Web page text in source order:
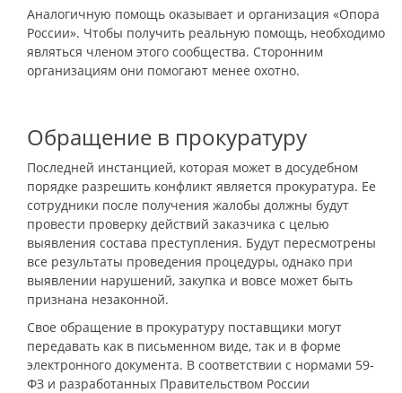
Аналогичную помощь оказывает и организация «Опора
России». Чтобы получить реальную помощь, необходимо
являться членом этого сообщества. Сторонним
организациям они помогают менее охотно.
Обращение в прокуратуру
Последней инстанцией, которая может в досудебном
порядке разрешить конфликт является прокуратура. Ее
сотрудники после получения жалобы должны будут
провести проверку действий заказчика с целью
выявления состава преступления. Будут пересмотрены
все результаты проведения процедуры, однако при
выявлении нарушений, закупка и вовсе может быть
признана незаконной.
Свое обращение в прокуратуру поставщики могут
передавать как в письменном виде, так и в форме
электронного документа. В соответствии с нормами 59-
ФЗ и разработанных Правительством России